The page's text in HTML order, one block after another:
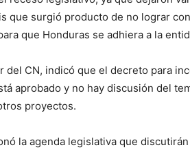
que surgió producto de no lograr
que Honduras se adhiera a la
del CN, indicó que el decreto para
aprobado y no hay discusión del
proyectos.
la agenda legislativa que